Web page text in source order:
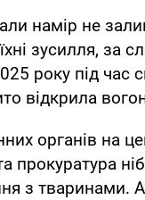
намір не
зусилля, за
року під час
відкрила
органів на
прокуратура
з тваринами.